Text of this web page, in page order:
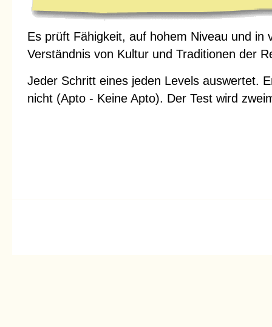
Es prüft Fähigkeit, auf hohem Niveau und in
Verständnis von Kultur und Traditionen der
Jeder Schritt eines jeden Levels auswertet.
nicht (Apto - Keine Apto). Der Test wird